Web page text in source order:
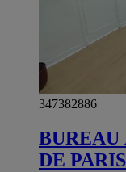
347382886
BUREAU
DE